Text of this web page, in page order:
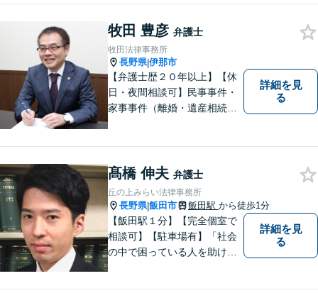
望む方向で解決できるよう、
精一杯取り組んでまいりま
す。【子連れ相談可】
牧田 豊彦 弁護士
牧田法律事務所
長野県|伊那市
【弁護士歴２０年以上】【休
日・夜間相談可】民事事件・
家事事件（離婚・遺産相続、
ります。最適なリーガルサー
ビスを提供いたします。まず
はお気軽にご相談ください。
詳細を見
る
髙橋 伸夫 弁護士
丘の上みらい法律事務所
長野県|飯田市 飯田駅 から徒歩1分
【飯田駅１分】【完全個室で
相談可】【駐車場有】「社会
の中で困っている人を助けた
詳細を見
る